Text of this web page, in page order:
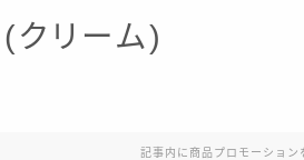
クリーム)
記事内に商品プロモーション